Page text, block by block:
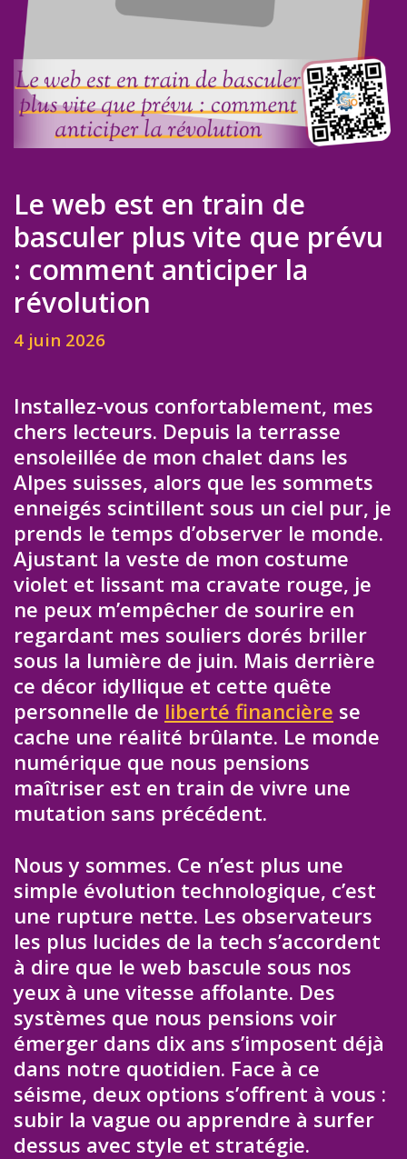
Le web est en train de
basculer plus vite que prévu
: comment anticiper la
révolution
4 juin 2026
Installez-vous confortablement, mes
chers lecteurs. Depuis la terrasse
ensoleillée de mon chalet dans les
Alpes suisses, alors que les sommets
enneigés scintillent sous un ciel pur, je
prends le temps d’observer le monde.
Ajustant la veste de mon costume
violet et lissant ma cravate rouge, je
ne peux m’empêcher de sourire en
regardant mes souliers dorés briller
sous la lumière de juin. Mais derrière
ce décor idyllique et cette quête
personnelle de liberté financière se
cache une réalité brûlante. Le monde
numérique que nous pensions
maîtriser est en train de vivre une
mutation sans précédent.
Nous y sommes. Ce n’est plus une
simple évolution technologique, c’est
une rupture nette. Les observateurs
les plus lucides de la tech s’accordent
à dire que le web bascule sous nos
yeux à une vitesse affolante. Des
systèmes que nous pensions voir
émerger dans dix ans s’imposent déjà
dans notre quotidien. Face à ce
séisme, deux options s’offrent à vous :
subir la vague ou apprendre à surfer
dessus avec style et stratégie.